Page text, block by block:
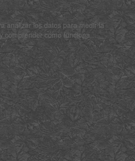
analizar los datos para medir la
comprender cómo funciona.